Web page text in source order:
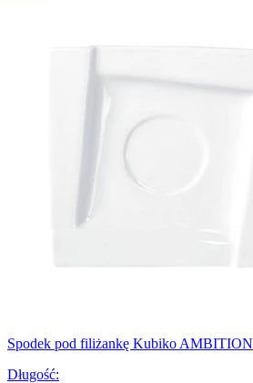
Spodek pod filiżankę Kubiko AMBITION
Długość: